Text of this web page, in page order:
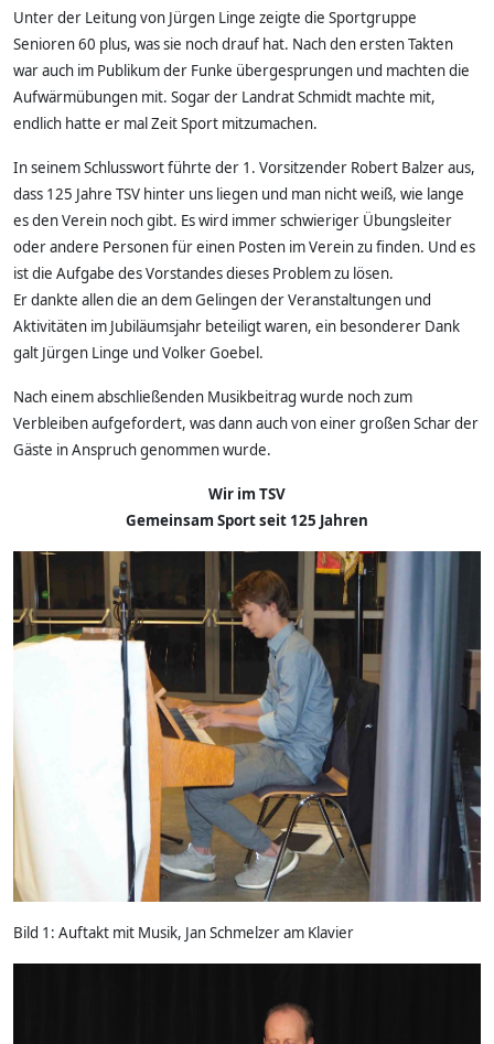
Unter der Leitung von Jürgen Linge zeigte die Sportgruppe
Senioren 60 plus, was sie noch drauf hat. Nach den ersten Takten
war auch im Publikum der Funke übergesprungen und machten die
Aufwärmübungen mit. Sogar der Landrat Schmidt machte mit,
endlich hatte er mal Zeit Sport mitzumachen.
In seinem Schlusswort führte der 1. Vorsitzender Robert Balzer aus,
dass 125 Jahre TSV hinter uns liegen und man nicht weiß, wie lange
es den Verein noch gibt. Es wird immer schwieriger Übungsleiter
oder andere Personen für einen Posten im Verein zu finden. Und es
ist die Aufgabe des Vorstandes dieses Problem zu lösen.
Er dankte allen die an dem Gelingen der Veranstaltungen und
Aktivitäten im Jubiläumsjahr beteiligt waren, ein besonderer Dank
galt Jürgen Linge und Volker Goebel.
Nach einem abschließenden Musikbeitrag wurde noch zum
Verbleiben aufgefordert, was dann auch von einer großen Schar der
Gäste in Anspruch genommen wurde.
Wir im TSV
Gemeinsam Sport seit 125 Jahren
Bild 1: Auftakt mit Musik, Jan Schmelzer am Klavier